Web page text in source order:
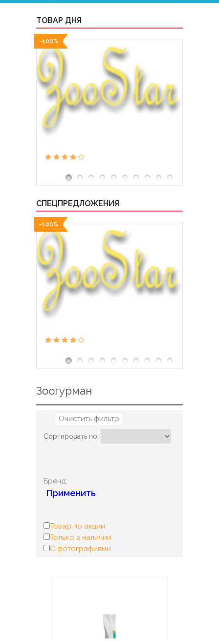
ТОВАР ДНЯ
-100%
СПЕЦПРЕДЛОЖЕНИЯ
-100%
Зоогурман
Очистить фильтр
Сортировать по:
Бренд:
Применить
Товар по акции
Только в наличии
С фотографиями